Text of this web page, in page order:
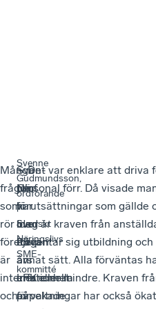
Många
frågor
som
rör
företagen
är
internationella
och
–
När
vi
med
hjälp
av
LFK
påpekade
Svenne
Gudmundsson,
ordförande
i
Svenskt
Näringslivs
SME-
kommitté
Sven-
Olof
har
över
25
års
erfarenhet
av
– Det var enklare att driva
personal förr. Då visade
förutsättningar som gällde
Idag är kraven från
förväntar sig utbildning
annat sätt. Alla förväntas
mer eller mindre. Kraven
förvaltningar har också